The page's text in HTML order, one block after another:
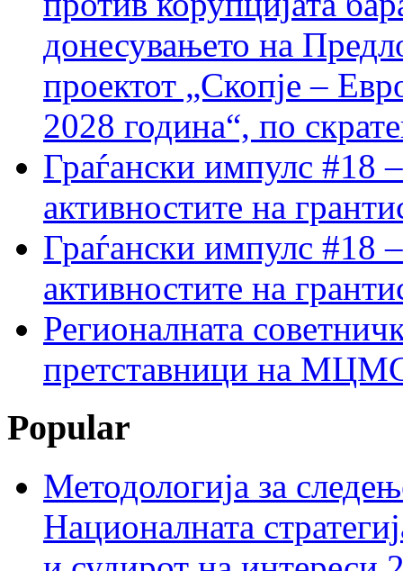
донесувањето на
проектот „Скопје –
2028 година“, по
Граѓански импулс #18
активностите на
Граѓански импулс #18
активностите на
Регионалната
претставници на МЦМС
Popular
Методологија за
Националната